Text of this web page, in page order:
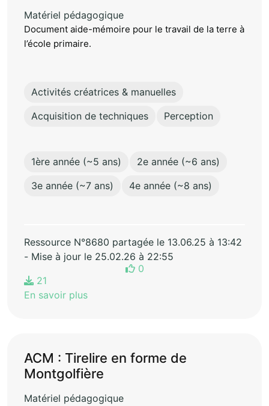
Matériel pédagogique
Document aide-mémoire pour le travail de la terre à
l’école primaire.
Activités créatrices & manuelles
Acquisition de techniques
Perception
1ère année (~5 ans)
2e année (~6 ans)
3e année (~7 ans)
4e année (~8 ans)
Ressource N°8680 partagée le 13.06.25 à 13:42
- Mise à jour le 25.02.26 à 22:55
0
21
En savoir plus
ACM : Tirelire en forme de
Montgolfière
Matériel pédagogique